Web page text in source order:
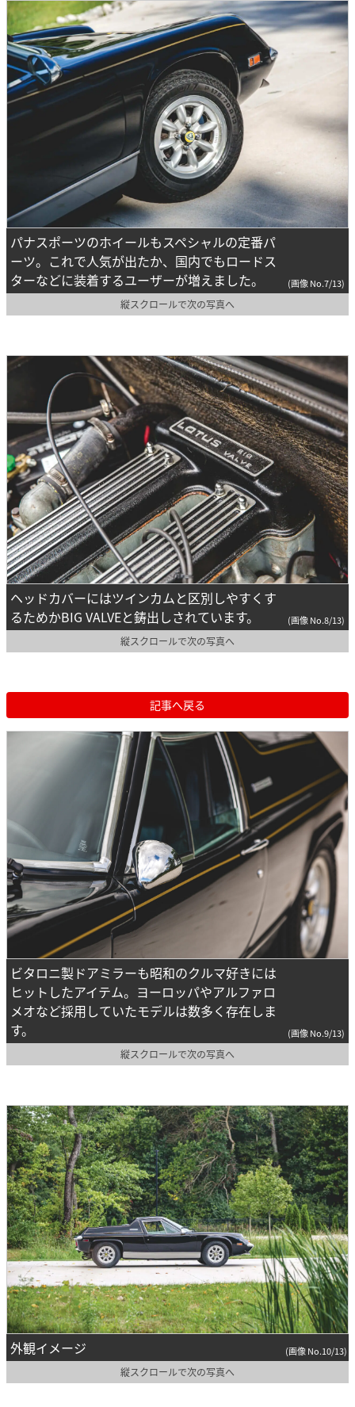
パナスポーツのホイールもスペシャルの定番パ
ーツ。これで人気が出たか、国内でもロードス
ターなどに装着するユーザーが増えました。
(画像 No.7/13)
縦スクロールで次の写真へ
ヘッドカバーにはツインカムと区別しやすくす
るためかBIG VALVEと鋳出しされています。
(画像 No.8/13)
縦スクロールで次の写真へ
記事へ戻る
ビタロニ製ドアミラーも昭和のクルマ好きには
ヒットしたアイテム。ヨーロッパやアルファロ
メオなど採用していたモデルは数多く存在しま
す。
(画像 No.9/13)
縦スクロールで次の写真へ
外観イメージ (画像 No.10/13)
縦スクロールで次の写真へ